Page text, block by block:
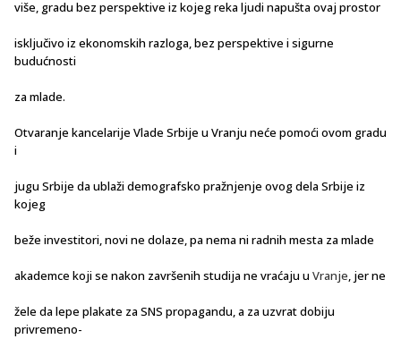
više, gradu bez perspektive iz kojeg reka ljudi napušta ovaj prostor
isključivo iz ekonomskih razloga, bez perspektive i sigurne
budućnosti
za mlade.
Otvaranje kancelarije Vlade Srbije u Vranju neće pomoći ovom gradu
i
jugu Srbije da ublaži demografsko pražnjenje ovog dela Srbije iz
kojeg
beže investitori, novi ne dolaze, pa nema ni radnih mesta za mlade
akademce koji se nakon završenih studija ne vraćaju u Vranje, jer ne
žele da lepe plakate za SNS propagandu, a za uzvrat dobiju
privremeno-